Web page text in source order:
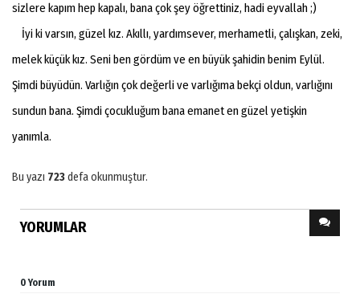
sizlere kapım hep kapalı, bana çok şey öğrettiniz, hadi eyvallah ;)
İyi ki varsın, güzel kız. Akıllı, yardımsever, merhametli, çalışkan, zeki,
melek küçük kız. Seni ben gördüm ve en büyük şahidin benim Eylül.
Şimdi büyüdün. Varlığın çok değerli ve varlığıma bekçi oldun, varlığını
sundun bana. Şimdi çocukluğum bana emanet en güzel yetişkin
yanımla.
Bu yazı 723defa okunmuştur.
YORUMLAR
0 Yorum